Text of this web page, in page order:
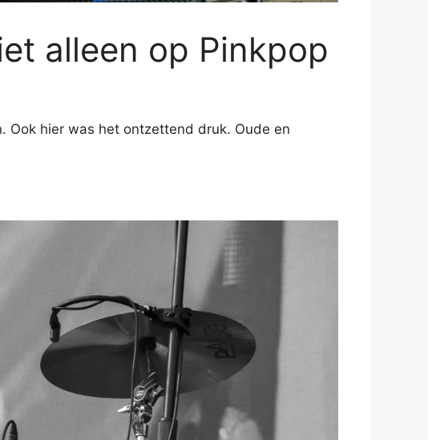
alleen op Pinkpop
hier was het ontzettend druk. Oude en